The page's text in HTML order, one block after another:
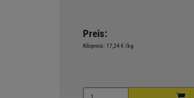
Preis:
Kilopreis: 17,24 € /kg